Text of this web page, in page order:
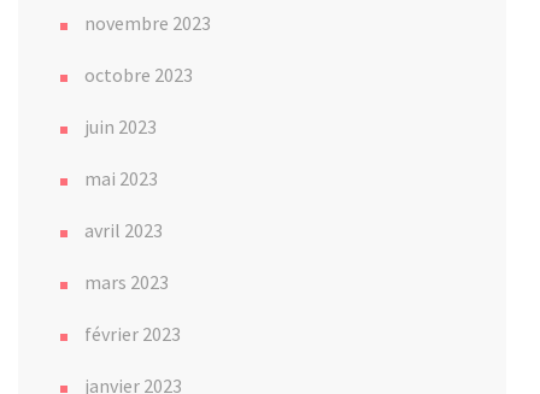
novembre 2023
octobre 2023
juin 2023
mai 2023
avril 2023
mars 2023
février 2023
janvier 2023